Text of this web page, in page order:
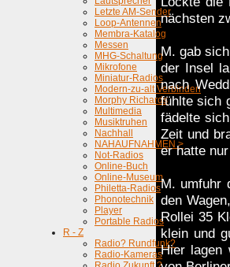
Letzte AM-Sender
Loop-Antennen
Membra-Katalog
Messen
MHG-Schaltung
Mikrofone
Miniatur-Radios
Modern-zu-alt Verbinden
Morphy Richards
Multimedia
Musiktruhen
Nachhall
NAHAUFNAHMEN >
Not-Radios
Online-Buch
Online-Museum
Philetta-Radios
Phonotechnik
Player
Portable Radios
R - Z
Radio? Rundfunk?
Radio-Kameras
nächsten
M. gab
der Insel
nach
fühlte sich
fädelte
Zeit und
er hatte
M. umfuhr
den
Rollei 35
klein und
Hier lagen